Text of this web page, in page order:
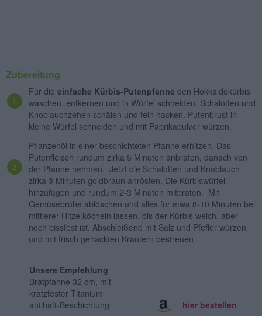
Zubereitung
Für die einfache Kürbis-Putenpfanne den Hokkaidokürbis
waschen, entkernen und in Würfel schneiden. Schalotten und
Knoblauchzehen schälen und fein hacken. Putenbrust in
kleine Würfel schneiden und mit Paprikapulver würzen.
Pflanzenöl in einer beschichteten Pfanne erhitzen. Das
Putenfleisch rundum zirka 5 Minuten anbraten, danach von
der Pfanne nehmen. Jetzt die Schalotten und Knoblauch
zirka 3 Minuten goldbraun anrösten. Die Kürbiswürfel
hinzufügen und rundum 2-3 Minuten mitbraten. Mit
Gemüsebrühe ablöschen und alles für etwa 8-10 Minuten bei
mittlerer Hitze köcheln lassen, bis der Kürbis weich, aber
noch bissfest ist. Abschleißend mit Salz und Pfeffer würzen
und mit frisch gehackten Kräutern bestreuen.
Unsere Empfehlung
Bratpfanne 32 cm, mit
kratzfester Titanium
antihaft-Beschichtung
hier bestellen